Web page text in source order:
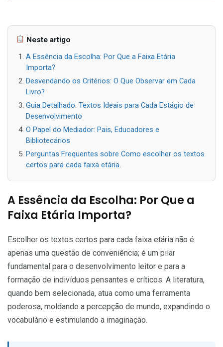
Neste artigo
A Essência da Escolha: Por Que a Faixa Etária
Importa?
Desvendando os Critérios: O Que Observar em Cada
Livro?
Guia Detalhado: Textos Ideais para Cada Estágio de
Desenvolvimento
O Papel do Mediador: Pais, Educadores e
Bibliotecários
Perguntas Frequentes sobre Como escolher os textos
certos para cada faixa etária.
A Essência da Escolha: Por Que a
Faixa Etária Importa?
Escolher os textos certos para cada faixa etária não é
apenas uma questão de conveniência; é um pilar
fundamental para o desenvolvimento leitor e para a
formação de indivíduos pensantes e críticos. A literatura,
quando bem selecionada, atua como uma ferramenta
poderosa, moldando a percepção de mundo, expandindo o
vocabulário e estimulando a imaginação.